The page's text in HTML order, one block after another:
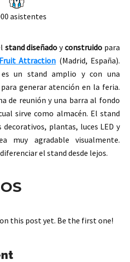
asistentes
standdiseñado yconstruido para
Fruit Attraction (Madrid, España).
es un stand amplio y con una
generaratención en la feria.
de reunión y una barra al fondo
sirve como almacén. El stand
plantas, luces LED y
muy agradable visualmente.
el stand desde lejos.
this post yet. Be the first one!